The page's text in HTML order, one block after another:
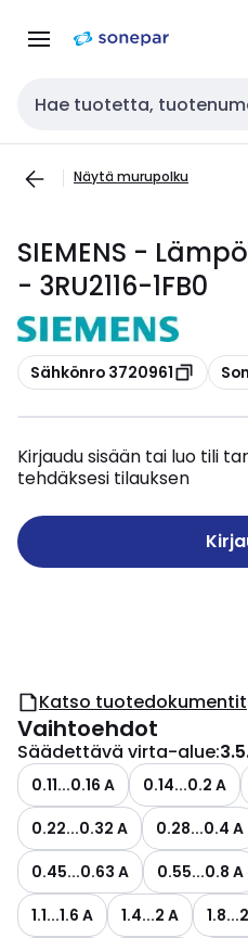
navigointiinsisältöön
Haku
Näytä murupolku
SIEMENS -
- 3RU2116-1FB0
Kopioi
Sähkönro 3720961
Kirjaudu sisään tai luo tili
tehdäksesi tilauksen
Katso tuotedokumentit
Vaihtoehdot
Säädettävä virta-alue:
0.11...0.16 A 0.14...0.2 A
0.22...0.32 A
0.28...0.4 A
0.45...0.63 A
0.55...0.8 A
1.1...1.6 A
1.4...2 A